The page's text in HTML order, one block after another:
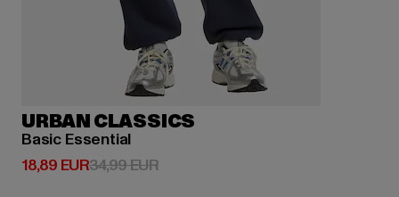
URBAN CLASSICS
Basic Essential
18,89 EUR
Derzeitiger Preis: 18,89 EUR
34,99 EURAktionspreis: 34,99 EUR